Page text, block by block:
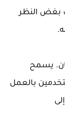
بغض النظر
يسمح
بالعمل